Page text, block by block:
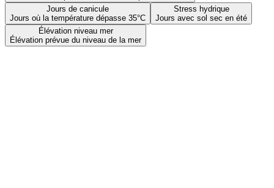
Jours de canicule
Jours où la température dépasse 35°C
Stress hydrique
Jours avec sol sec en été
Élévation niveau mer
Élévation prévue du niveau de la mer